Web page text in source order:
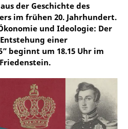
der Geschichte des
im frühen 20. Jahrhundert.
und Ideologie: Der
einer
beginnt um 18.15 Uhr im